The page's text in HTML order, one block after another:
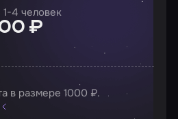
4 человек
₽
в размере 1000 ₽.